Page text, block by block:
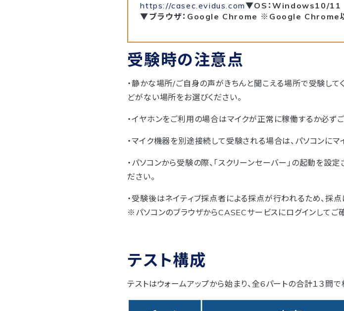
https://casec.evidus.com▼OS：Windows10/11
▼ブラウザ：Google Chrome ※Google Chrome以
受験時の注意点
・静かな場所/ご自身の声がきちんと聞こえる場所で受験し
どがない場所をお選びください。
・イヤホンをご利用の場合はマイクが正常に稼働するか必ずご
・マイク機器を別途接続して受験される場合は、パソコンにマ
・パソコンから受験の際、「スクリーンセーバー」の起動を設
ださい。
・受験後はネイティブ採点者による採点が行われるため、採
※パソコンのブラウザからCASECサービスにログインしてご
テスト構成
テストはウォームアップから始まり、全6パートの合計１３問で